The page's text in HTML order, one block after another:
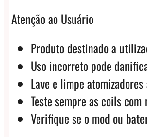
Atenção ao Usuário
Produto destinado a
Uso incorreto pode
Lave e limpe atomizadores
Teste sempre as coils
Verifique se o mod ou